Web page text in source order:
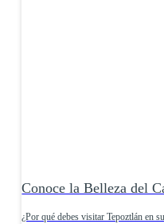
Conoce la Belleza del
¿Por qué debes visitar Tepoztlán en